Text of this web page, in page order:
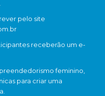
pelo site
receberão um e-
feminino,
para criar uma